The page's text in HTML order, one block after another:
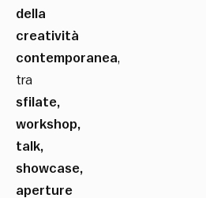
della
creatività
contemporanea,
tra
sfilate,
workshop,
talk,
showcase,
aperture